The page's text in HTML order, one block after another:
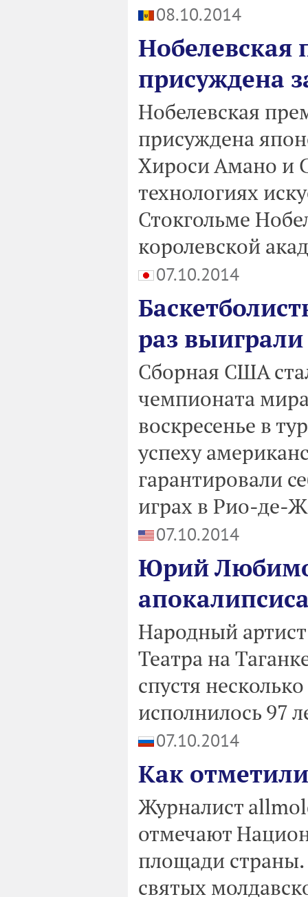
08.10.2014
Нобелевская
присуждена
Нобелевская
присуждена
Хироси Амано и
технологиях
Стокгольме
королевской
07.10.2014
раз
Сборная США
чемпионата
воскресенье в
успеху
гарантировали
играх в Рио-де-
07.10.2014
Юрий
Народный
Театра на
спустя
исполнилось 97
07.10.2014
Как
Журналист
отмечают
площади страны.
святых